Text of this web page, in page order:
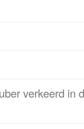
verkeerd in